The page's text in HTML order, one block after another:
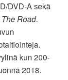
DVD-A sekä
Road.
kun 200-
2018.